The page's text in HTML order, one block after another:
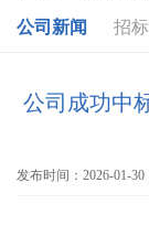
公司新闻 招
公司成功中
发布时间：2026-01-30